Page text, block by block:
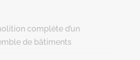
complète d’un
de bâtiments